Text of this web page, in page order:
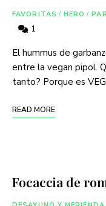
FAVORITAS / HERO /
1
El hummus de
entre la vegan pipol.
tanto? Porque es
READ MORE
Focaccia de